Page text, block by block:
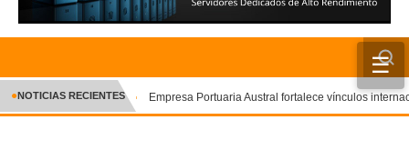
☰
INICIO
CRÓNICA
●NOTICIAS RECIENTES Empresa Portuaria Austral fortalece vínculos